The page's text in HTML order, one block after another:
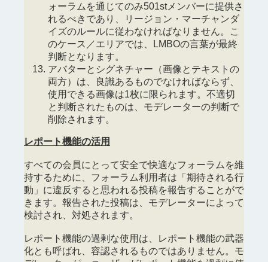
ォーラムを通じてのみ501stメンバーに提供さ
れるべきであり、リージョン・マーチャンダ
イズのルールに従わなければなりません。こ
のケース／エリアでは、LMBOの言葉が最終
判断となります。
アバターとシグネチャー（画像とテキストの
両方）は、良識あるものでなければならず、
使用できる画像は1枚に限られます。不適切
と判断されたものは、モデレーターの判断で
削除されます。
レポート機能の活用
すべての会員にとって安全で快適なフォーラムを維
持するために、フォーラム利用者は「期待される行
動」に違反すると思われる投稿を報告することがで
きます。報告された投稿は、モデレーターによって
検討され、対処されます。
レポート機能の過剰な使用は、レポート機能の武器
化とも呼ばれ、容認されるものではありません。モ